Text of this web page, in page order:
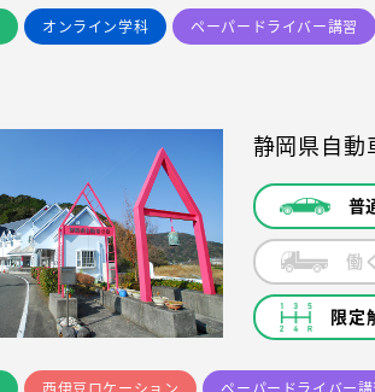
オンライン学科 ペーパードライバー講習
静岡県自動
普
働
限定
西伊豆ロケーション ペーパードライバー講